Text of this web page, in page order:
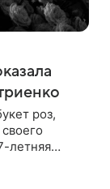
роз,
летняя